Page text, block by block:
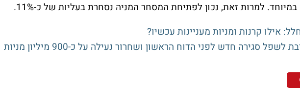
למרות זאת, נכון לפתיחת המסחר המניה נסחרת בעליות של כ-11%.
אילו קרנות ומניות מעניינות עכשיו?